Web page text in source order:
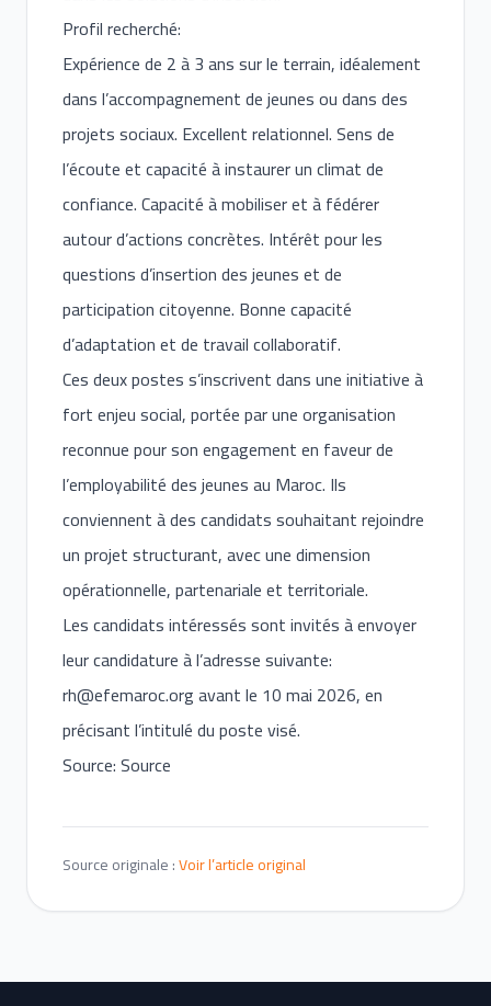
Profil recherché:
Expérience de 2 à 3 ans sur le terrain, idéalement
dans l’accompagnement de jeunes ou dans des
projets sociaux. Excellent relationnel. Sens de
l’écoute et capacité à instaurer un climat de
confiance. Capacité à mobiliser et à fédérer
autour d’actions concrètes. Intérêt pour les
questions d’insertion des jeunes et de
participation citoyenne. Bonne capacité
d’adaptation et de travail collaboratif.
Ces deux postes s’inscrivent dans une initiative à
fort enjeu social, portée par une organisation
reconnue pour son engagement en faveur de
l’employabilité des jeunes au Maroc. Ils
conviennent à des candidats souhaitant rejoindre
un projet structurant, avec une dimension
opérationnelle, partenariale et territoriale.
Les candidats intéressés sont invités à envoyer
leur candidature à l’adresse suivante:
rh@efemaroc.orgavant le 10 mai 2026, en
précisant l’intitulé du poste visé.
Source: Source
Source originale :Voir l’article original